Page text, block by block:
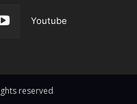
Youtube
reserved